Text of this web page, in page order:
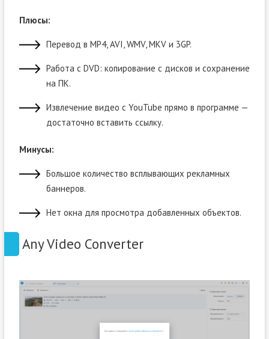
Плюсы:
Перевод в MP4, AVI, WMV, MKV и 3GP.
Работа с DVD: копирование с дисков и сохранение
на ПК.
Извлечение видео с YouTube прямо в программе —
достаточно вставить ссылку.
Минусы:
Большое количество всплывающих рекламных
баннеров.
Нет окна для просмотра добавленных объектов.
Any Video Converter